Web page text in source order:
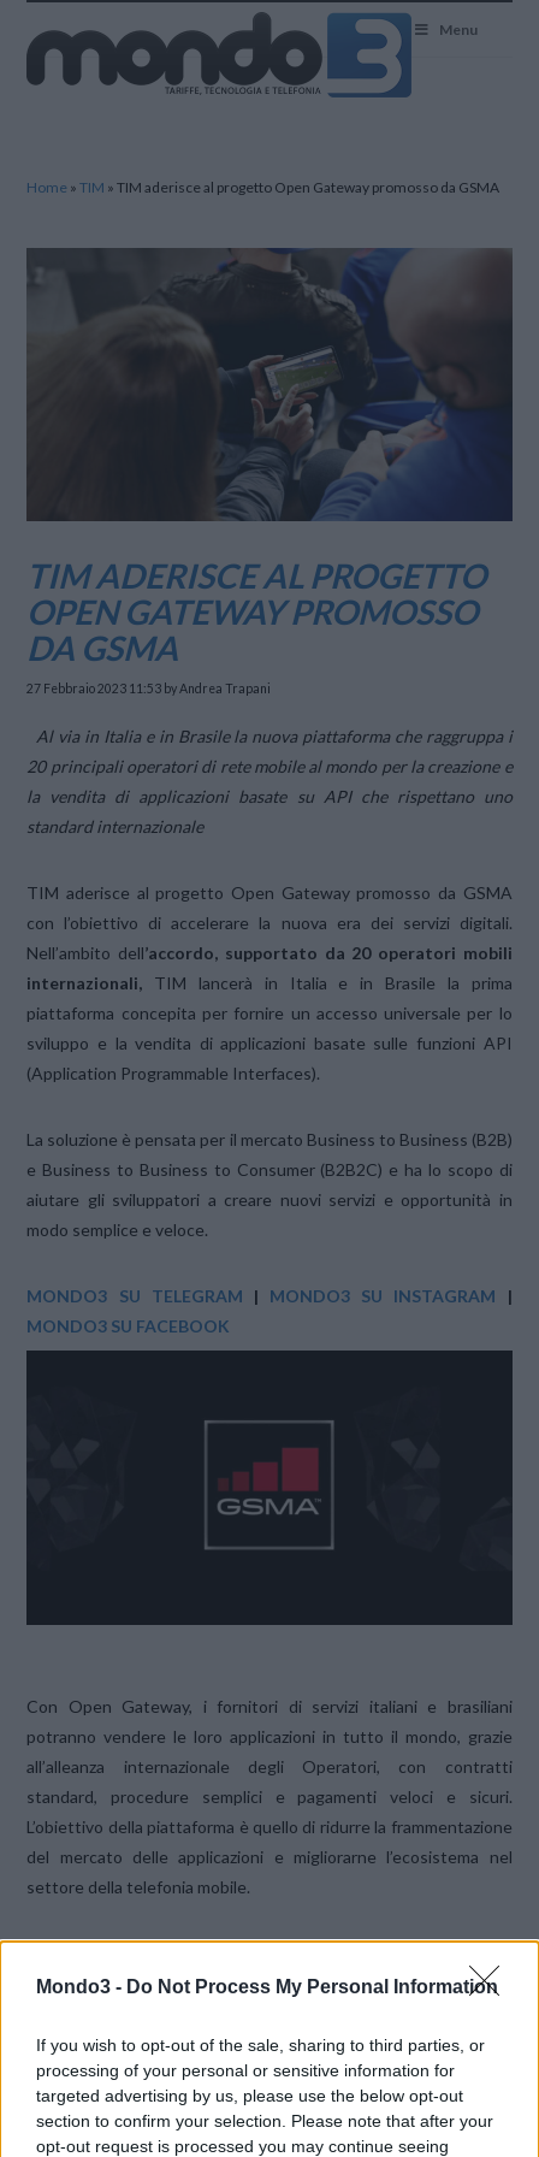
Mondo3 - Do Not Process My Personal Information
If you wish to opt-out of the sale, sharing to third parties, or
processing of your personal or sensitive information for
targeted advertising by us, please use the below opt-out
section to confirm your selection. Please note that after your
opt-out request is processed you may continue seeing
Menu
Home »TIM »TIM aderisce al progetto Open Gateway promosso da GSMA
TIM ADERISCE AL PROGETTO
OPEN GATEWAY PROMOSSO
DA GSMA
27 Febbraio 2023 11:53 by Andrea Trapani
Al via in Italia e in Brasile la nuova piattaforma che raggruppa i
20 principali operatori di rete mobile al mondo per la creazione e
la vendita di applicazioni basate su API che rispettano uno
standard internazionale
TIM aderisce al progetto Open Gateway promosso da GSMA
con l’obiettivo di accelerare la nuova era dei servizi digitali.
Nell’ambito dell’accordo, supportato da 20 operatori mobili
internazionali, TIM lancerà in Italia e in Brasile la prima
piattaforma concepita per fornire un accesso universale per lo
sviluppo e la vendita di applicazioni basate sulle funzioni API
(Application Programmable Interfaces).
La soluzione è pensata per il mercato Business to Business (B2B)
e Business to Business to Consumer (B2B2C) e ha lo scopo di
aiutare gli sviluppatori a creare nuovi servizi e opportunità in
modo semplice e veloce.
MONDO3 SU TELEGRAM | MONDO3 SU INSTAGRAM |
MONDO3 SU FACEBOOK
Con Open Gateway, i fornitori di servizi italiani e brasiliani
potranno vendere le loro applicazioni in tutto il mondo, grazie
all’alleanza internazionale degli Operatori, con contratti
standard, procedure semplici e pagamenti veloci e sicuri.
L’obiettivo della piattaforma è quello di ridurre la frammentazione
del mercato delle applicazioni e migliorarne l’ecosistema nel
settore della telefonia mobile.
dichiarato: “Letelecomunicazioni hanno bisogno di semplicità di
digitali. Il progetto Open Gateway favorirà la nascita di soluzioni
di comunicazione garantendoal tempo stesso una miglior user
experience dei clienti. Si tratta di un mercato ad altopotenziale,
che crescerà di oltre il 25% nel prossimo triennio. Open Gateway